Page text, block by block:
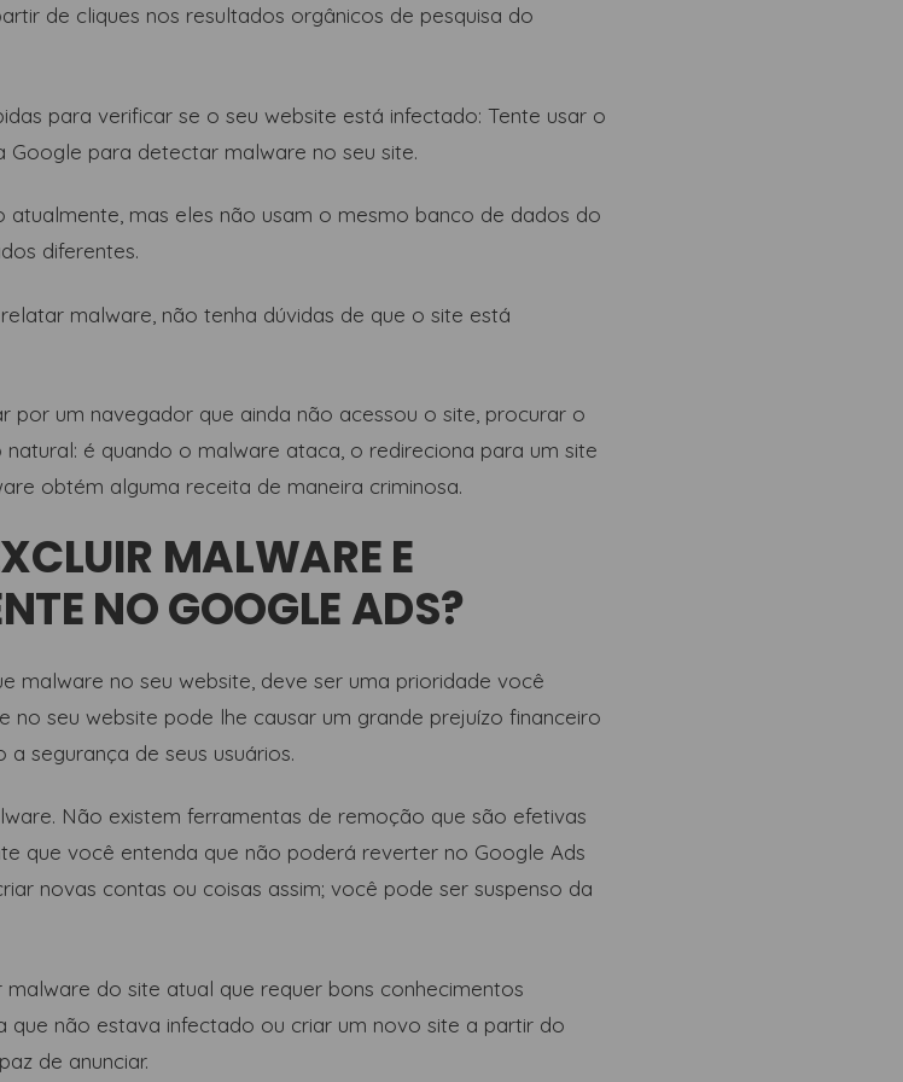
de cliques nos resultados orgânicos de pesquisa do
para verificar se o seu website está infectado: Tente usar o
Google para detectar malware no seu site.
mas eles não usam o mesmo banco de dados do
diferentes.
malware, não tenha dúvidas de que o site está
por um navegador que ainda não acessou o site, procurar o
é quando o malware ataca, o redireciona para um site
obtém alguma receita de maneira criminosa.
MALWARE E
NO GOOGLE ADS?
malware no seu website, deve ser uma prioridade você
seu website pode lhe causar um grande prejuízo financeiro
segurança de seus usuários.
Não existem ferramentas de remoção que são efetivas
que você entenda que não poderá reverter no Google Ads
novas contas ou coisas assim; você pode ser suspenso da
do site atual que requer bons conhecimentos
que não estava infectado ou criar um novo site a partir do
de anunciar.